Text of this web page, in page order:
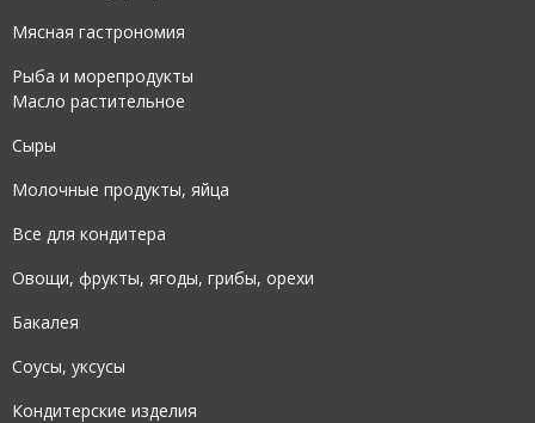
Мясная гастрономия
Рыба и морепродукты
Масло растительное
Сыры
Молочные продукты, яйца
Все для кондитера
Овощи, фрукты, ягоды, грибы, орехи
Бакалея
Соусы, уксусы
Кондитерские изделия